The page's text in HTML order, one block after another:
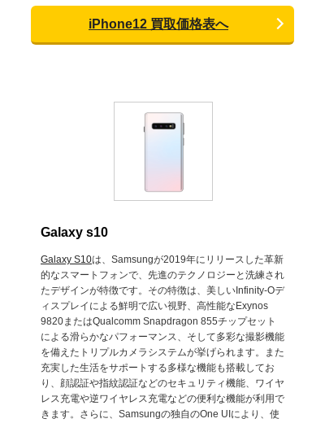
iPhone12 買取価格表へ
Galaxy s10
Galaxy S10は、Samsungが2019年にリリースした革新
的なスマートフォンで、先進のテクノロジーと洗練され
たデザインが特徴です。その特徴は、美しいInfinity-Oデ
ィスプレイによる鮮明で広い視野、高性能なExynos
9820またはQualcomm Snapdragon 855チップセット
による滑らかなパフォーマンス、そして多彩な撮影機能
を備えたトリプルカメラシステムが挙げられます。また
充実した生活をサポートする多様な機能も搭載してお
り、顔認証や指紋認証などのセキュリティ機能、ワイヤ
レス充電や逆ワイヤレス充電などの便利な機能が利用で
きます。さらに、Samsungの独自のOne UIにより、使